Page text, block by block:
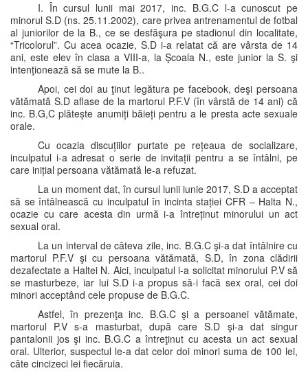
I. În cursul lunii mai 2017, inc. B.G.C l-a cunoscut pe
minorul S.D (ns. 25.11.2002), care privea antrenamentul de fotbal
al juniorilor de la B., ce se desfăşura pe stadionul din localitate,
“Tricolorul”. Cu acea ocazie, S.D i-a relatat că are vârsta de 14
ani, este elev în clasa a VIII-a, la Şcoala N., este junior la S. şi
intenţionează să se mute la B..
Apoi, cei doi au ţinut legătura pe facebook, deşi persoana
vătămată S.D aflase de la martorul P.F.V (în vârstă de 14 ani) că
inc. B.G,C plătește anumiți băieți pentru a le presta acte sexuale
orale.
Cu ocazia discuțiilor purtate pe rețeaua de socializare,
inculpatul i-a adresat o serie de invitații pentru a se întâlni, pe
care inițial persoana vătămată le-a refuzat.
La un moment dat, în cursul lunii iunie 2017, S.D a acceptat
să se întâlnească cu inculpatul în incinta stației CFR – Halta N.,
ocazie cu care acesta din urmă i-a întreținut minorului un act
sexual oral.
La un interval de câteva zile, inc. B.G.C şi-a dat întâlnire cu
martorul P.F.V şi cu persoana vătămată, S.D, în zona clădirii
dezafectate a Haltei N. Aici, inculpatul i-a solicitat minorului P.V să
se masturbeze, iar lui S.D i-a propus să-i facă sex oral, cei doi
minori acceptând cele propuse de B.G.C.
Astfel, în prezenţa inc. B.G.C şi a persoanei vătămate,
martorul P.V s-a masturbat, după care S.D şi-a dat singur
pantalonii jos şi inc. B.G.C a întreţinut cu acesta un act sexual
oral. Ulterior, suspectul le-a dat celor doi minori suma de 100 lei,
câte cincizeci lei fiecăruia.